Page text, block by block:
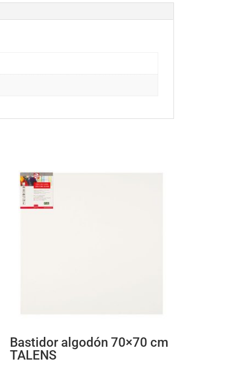
Bastidor algodón 70×70 cm
TALENS